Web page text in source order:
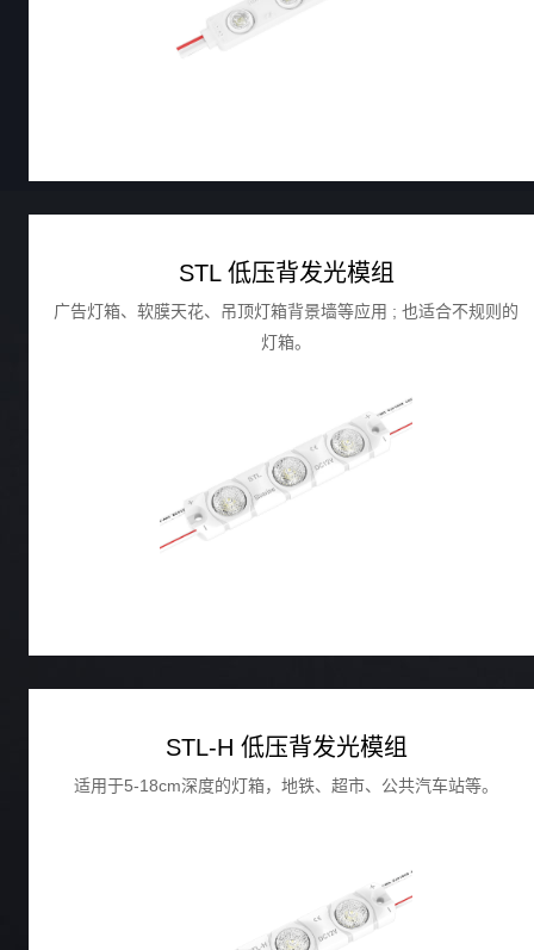
STL 低压背发光模组
广告灯箱、软膜天花、吊顶灯箱背景墙等应用 ; 也适合不规则的
灯箱。
STL-H 低压背发光模组
适用于5-18cm深度的灯箱，地铁、超市、公共汽车站等。